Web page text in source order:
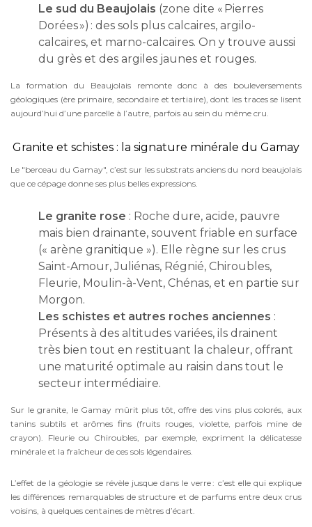
Le sud du Beaujolais (zone dite « Pierres
Dorées ») : des sols plus calcaires, argilo-
calcaires, et marno-calcaires. On y trouve aussi
du grès et des argiles jaunes et rouges.
La formation du Beaujolais remonte donc à des bouleversements
géologiques (ère primaire, secondaire et tertiaire), dont les traces se lisent
aujourd’hui d’une parcelle à l’autre, parfois au sein du même cru.
Granite et schistes : la signature minérale du Gamay
Le "berceau du Gamay", c’est sur les substrats anciens du nord beaujolais
que ce cépage donne ses plus belles expressions.
Le granite rose : Roche dure, acide, pauvre
mais bien drainante, souvent friable en surface
(« arène granitique »). Elle règne sur les crus
Saint-Amour, Juliénas, Régnié, Chiroubles,
Fleurie, Moulin-à-Vent, Chénas, et en partie sur
Morgon.
Les schistes et autres roches anciennes :
Présents à des altitudes variées, ils drainent
très bien tout en restituant la chaleur, offrant
une maturité optimale au raisin dans tout le
secteur intermédiaire.
Sur le granite, le Gamay mûrit plus tôt, offre des vins plus colorés, aux
tanins subtils et arômes fins (fruits rouges, violette, parfois mine de
crayon). Fleurie ou Chiroubles, par exemple, expriment la délicatesse
minérale et la fraîcheur de ces sols légendaires.
L’effet de la géologie se révèle jusque dans le verre : c’est elle qui explique
les différences remarquables de structure et de parfums entre deux crus
voisins, à quelques centaines de mètres d’écart.